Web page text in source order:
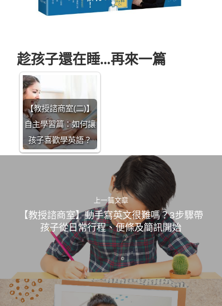
趁孩子還在睡...再來一篇
【教授諮商室(二)】
自主學習篇：如何讓
孩子喜歡學英語？
上一篇文章
【教授諮商室】動手寫英文很難嗎？3步驟帶
孩子從日常行程、便條及簡訊開始